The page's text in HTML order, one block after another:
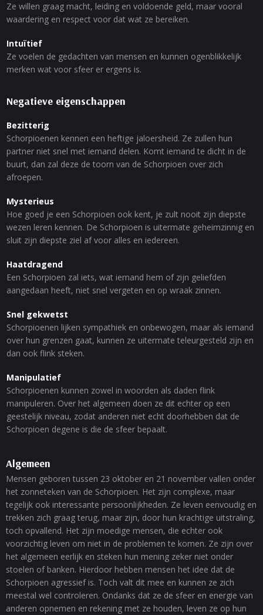
Ze willen graag macht, leiding en voldoende geld, maar vooral
waardering en respect voor dat wat ze bereiken.
Intuïtief
Ze voelen de gedachten van mensen en kunnen ogenblikkelijk
merken wat voor sfeer er ergens is.
Negatieve eigenschappen
Bezitterig
Schorpioenen kennen een heftige jaloersheid. Ze zullen hun
partner niet snel met iemand delen. Komt iemand te dicht in de
buurt, dan zal deze de toorn van de Schorpioen over zich
afroepen.
Mysterieus
Hoe goed je een Schorpioen ook kent, je zult nooit zijn diepste
wezen leren kennen. De Schorpioen is uitermate geheimzinnig en
sluit zijn diepste ziel af voor alles en iedereen.
Haatdragend
Een Schorpioen zal iets, wat iemand hem of zijn geliefden
aangedaan heeft, niet snel vergeten en op wraak zinnen.
Snel gekwetst
Schorpioenen lijken sympathiek en onbewogen, maar als iemand
over hun grenzen gaat, kunnen ze uitermate teleurgesteld zijn en
dan ook flink steken.
Manipulatief
Schorpioenen kunnen zowel in woorden als daden flink
manipuleren. Over het algemeen doen ze dit echter op een
geestelijk niveau, zodat anderen niet echt doorhebben dat de
Schorpioen degene is die de sfeer bepaalt.
Algemeen
Mensen geboren tussen 23 oktober en 21 november vallen onder
het zonneteken van de Schorpioen. Het zijn complexe, maar
tegelijk ook interessante persoonlijkheden. Ze leven eenvoudig en
trekken zich graag terug, maar zijn, door hun krachtige uitstraling,
toch opvallend. Het zijn moedige mensen, die echter ook
voorzichtig leven om niet in de problemen te komen. Ze zijn over
het algemeen eerlijk en steken hun mening zeker niet onder
stoelen of banken. Hierdoor hebben mensen het idee dat de
Schorpioen agressief is. Toch valt dit mee en kunnen ze zich
meestal wel controleren. Ondanks dat ze de sfeer en energie van
anderen opnemen en rekening met ze houden, leven ze op hun